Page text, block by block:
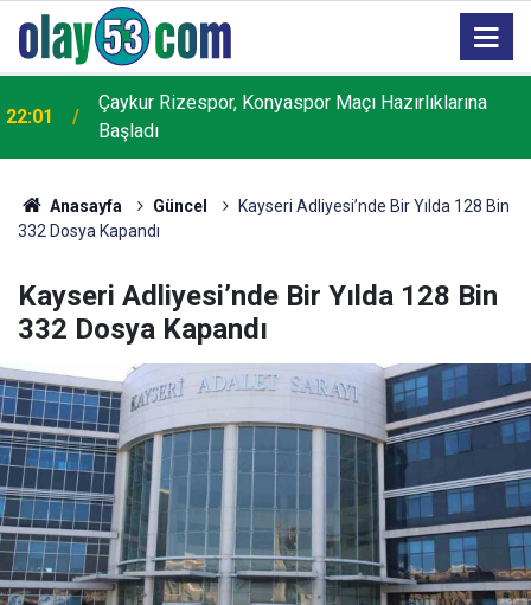
20:15
Rize’ye Dev Yatırım: İl Özel İdare Arazisi Dünyaca
Ünlü Markaları Ağırlayacak AVM ve Rezidans Otele
Dönüşüyor
Anasayfa Güncel
Kayseri Adliyesi’nde Bir Yılda 128 Bin
332 Dosya Kapandı
Kayseri Adliyesi’nde Bir Yılda 128 Bin
332 Dosya Kapandı